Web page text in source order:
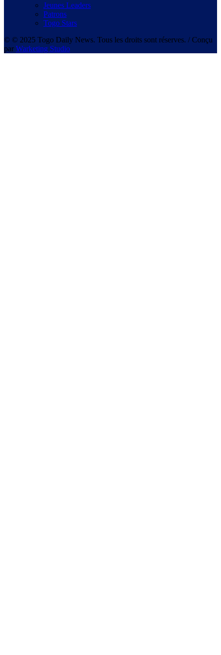
Jeunes Leaders
Patrons
Togo Stars
© © 2025 Togo Daily News. Tous les droits sont réserves. / Conçu
par Warketing Studio